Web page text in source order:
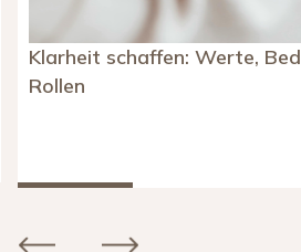
Klarheit schaffen: Werte,
Rollen
Slide 2 of 4.